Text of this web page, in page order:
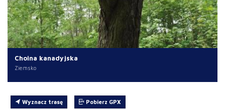
Choina kanadyjska
Ziemsko
Wyznacz trasę Pobierz GPX